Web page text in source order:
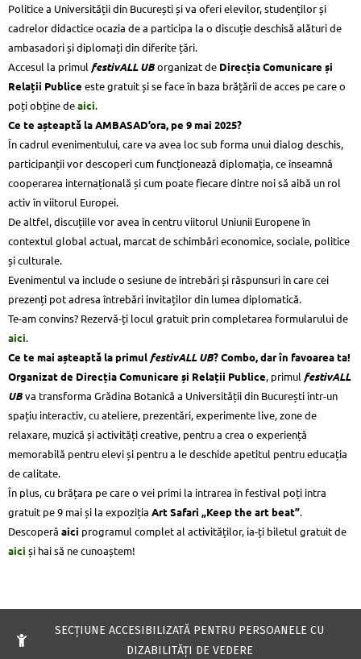
Politice a Universității din București și va oferi elevilor, studenților și
cadrelor didactice ocazia de a participa la o discuție deschisă alături de
ambasadori și diplomați din diferite țări.
Accesul la primul festivALL UBorganizat de Direcția Comunicare și
Relații Publice este gratuit și se face în baza brățării de acces pe care o
poți obține deaici.
Ce te așteaptă la AMBASAD’ora, pe 9 mai 2025?
În cadrul evenimentului, care va avea loc sub forma unui dialog deschis,
participanții vor descoperi cum funcționează diplomația, ce înseamnă
cooperarea internațională și cum poate fiecare dintre noi să aibă un rol
activ în viitorul Europei.
De altfel, discuțiile vor avea în centru viitorul Uniunii Europene în
contextul global actual, marcat de schimbări economice, sociale, politice
și culturale.
Evenimentul va include o sesiune de întrebări și răspunsuri în care cei
prezenți pot adresa întrebări invitaților din lumea diplomatică.
Te-am convins? Rezervă-ți locul gratuit prin completarea formularului de
aici.
Ce te mai așteaptă la primul festivALL UB?Combo, dar în favoarea ta!
Organizat de Direcția Comunicare și Relații Publice, primul festivALL
UBva transforma Grădina Botanică a Universității din București într-un
spațiu interactiv, cu ateliere, prezentări, experimente live, zone de
relaxare, muzică și activități creative, pentru a crea o experiență
memorabilă pentru elevi și pentru a le deschide apetitul pentru educația
de calitate.
În plus, cu brățara pe care o vei primi la intrarea în festival poți intra
gratuit pe 9 mai și la expoziția Art Safari „Keep the art beat”.
Descoperă aici programul complet al activităților, ia-ți biletul gratuit de
aici și hai să ne cunoaștem!
SECŢIUNE ACCESIBILIZATĂ PENTRU PERSOANELE CU
DIZABILITĂŢI DE VEDERE